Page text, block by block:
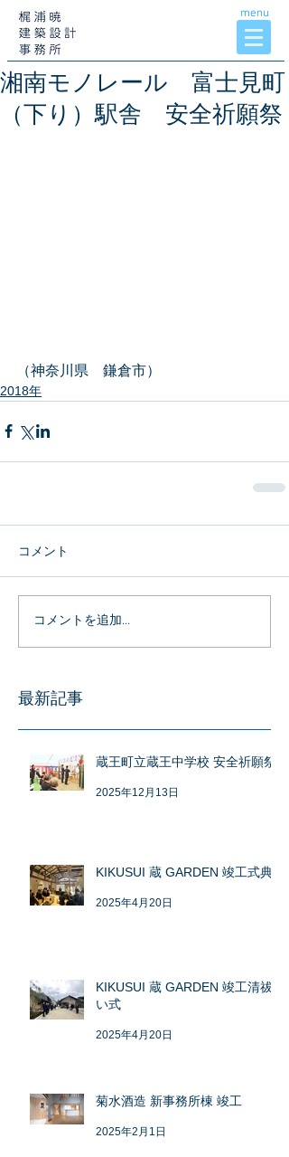
menu
湘南モノレール 富士見町
（下り）駅舎 安全祈願祭
（神奈川県　鎌倉市）
2018年
コメント
コメントを追加…
最新記事
蔵王町立蔵王中学校 安全祈願祭
2025年12月13日
KIKUSUI 蔵 GARDEN 竣工式典
2025年4月20日
KIKUSUI 蔵 GARDEN 竣工清祓
い式
2025年4月20日
菊水酒造 新事務所棟 竣工
2025年2月1日